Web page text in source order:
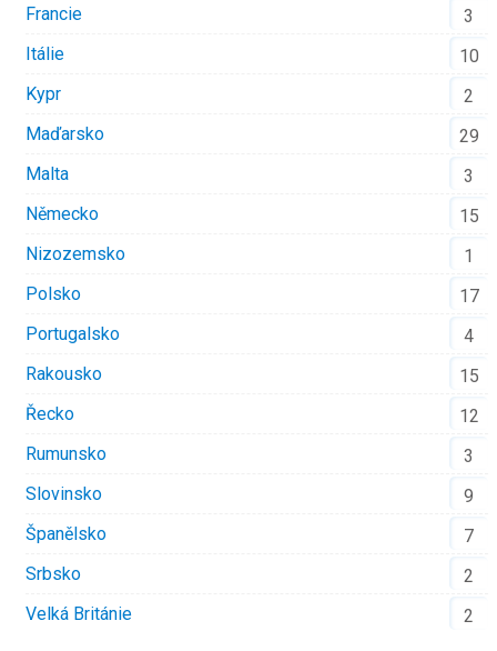
Francie
3
Itálie
10
Kypr
2
Maďarsko
29
Malta
3
Německo
15
Nizozemsko
1
Polsko
17
Portugalsko
4
Rakousko
15
Řecko
12
Rumunsko
3
Slovinsko
9
Španělsko
7
Srbsko
2
Velká Británie
2